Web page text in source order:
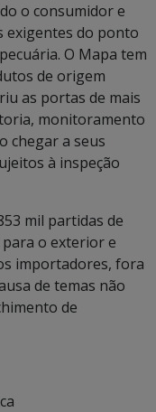
o consumidor e
exigentes do ponto
O Mapa tem
de origem
as portas de mais
monitoramento
chegar a seus
à inspeção
mil partidas de
o exterior e
importadores, fora
de temas não
de